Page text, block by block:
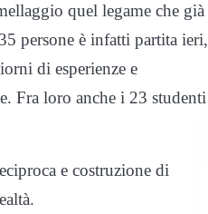
quel legame che già
persone è infatti partita ieri,
di esperienze e
Fra loro anche i 23 studenti
e costruzione di